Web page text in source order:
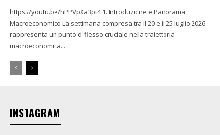
https://youtu.be/hPPVpXa3pt4 1. Introduzione e Panorama
Macroeconomico La settimana compresa tra il 20 e il 25 luglio 2026
rappresenta un punto di flesso cruciale nella traiettoria
macroeconomica...
INSTAGRAM